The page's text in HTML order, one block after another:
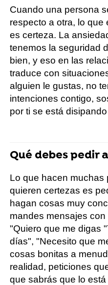
Cuando una persona
respecto a otra, lo que
es certeza. La
tenemos la seguridad
bien, y eso en las
traduce con
alguien le gustas, no
intenciones contigo,
por ti se está
Qué debes pedir
Lo que hacen muchas
quieren certezas es
hagan cosas muy
mandes mensajes
"Quiero que me digas
días", "Necesito que
cosas bonitas a
realidad, peticiones
que sabrás que lo